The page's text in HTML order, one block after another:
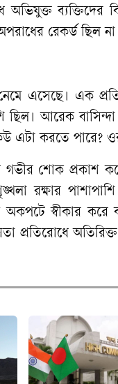
অভিযুক্ত ব্যক্তিদের
রেকর্ড ছিল
এসেছে। এক
ছিল। আরেক বাসিন্দা
এটা করতে পারে?
গভীর শোক প্রকাশ
রক্ষার পাশাপাশি
অকপটে স্বীকার করে
প্রতিরোধে অতিরিক্ত